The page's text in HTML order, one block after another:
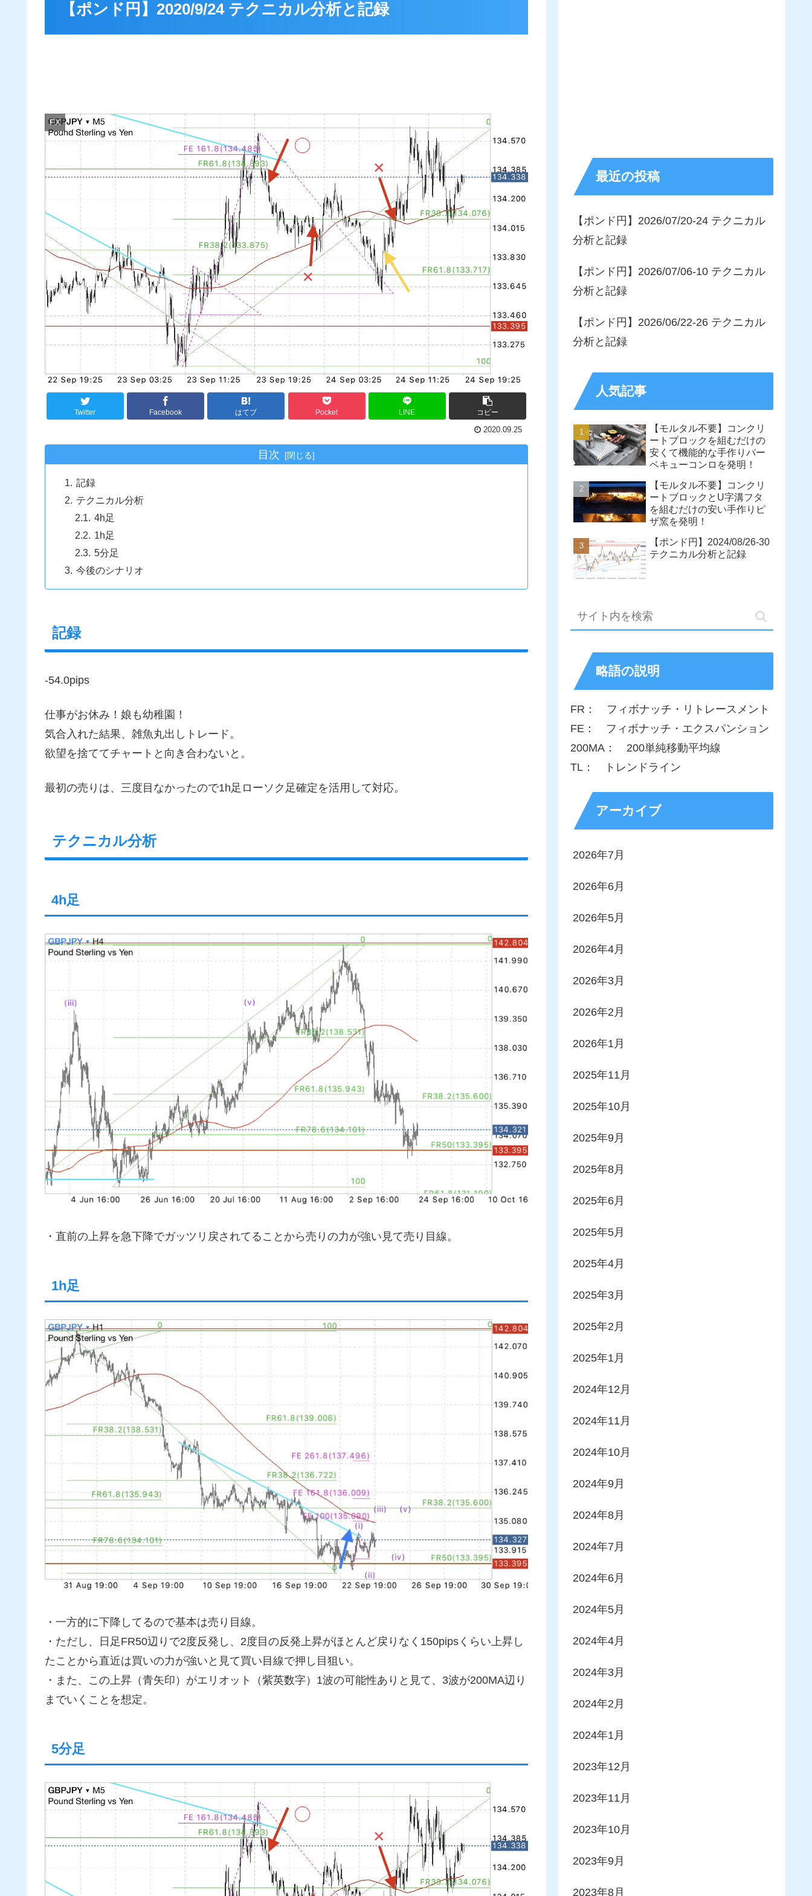
【ポンド円】2020/9/24 テクニカル分析と記録
FX
Twitter Facebook はてブ Pocket LINE コピー
2020.09.25
目次
記録
テクニカル分析
4h足
1h足
5分足
今後のシナリオ
記録
-54.0pips
仕事がお休み！娘も幼稚園！
気合入れた結果、雑魚丸出しトレード。
欲望を捨ててチャートと向き合わないと。
最初の売りは、三度目なかったので1h足ローソク足確定を活用して対応。
テクニカル分析
4h足
・直前の上昇を急下降でガッツリ戻されてることから売りの力が強い見て売り目線。
1h足
・一方的に下降してるので基本は売り目線。
・ただし、日足FR50辺りで2度反発し、2度目の反発上昇がほとんど戻りなく150pipsくらい上昇し
たことから直近は買いの力が強いと見て買い目線で押し目狙い。
・また、この上昇（青矢印）がエリオット（紫英数字）1波の可能性ありと見て、3波が200MA辺り
までいくことを想定。
5分足
最近の投稿
【ポンド円】2026/07/20-24 テクニカル
分析と記録
【ポンド円】2026/07/06-10 テクニカル
分析と記録
【ポンド円】2026/06/22-26 テクニカル
分析と記録
人気記事
【モルタル不要】コンクリ
ートブロックを組むだけの
安くて機能的な手作りバー
ベキューコンロを発明！
【モルタル不要】コンクリ
ートブロックとU字溝フタ
を組むだけの安い手作りピ
ザ窯を発明！
【ポンド円】2024/08/26-30
テクニカル分析と記録
略語の説明
FR： フィボナッチ・リトレースメント
FE： フィボナッチ・エクスパンション
200MA： 200単純移動平均線
TL： トレンドライン
アーカイブ
2026年7月
2026年6月
2026年5月
2026年4月
2026年3月
2026年2月
2026年1月
2025年11月
2025年10月
2025年9月
2025年8月
2025年6月
2025年5月
2025年4月
2025年3月
2025年2月
2025年1月
2024年12月
2024年11月
2024年10月
2024年9月
2024年8月
2024年7月
2024年6月
2024年5月
2024年4月
2024年3月
2024年2月
2024年1月
2023年12月
2023年11月
2023年10月
2023年9月
2023年8月